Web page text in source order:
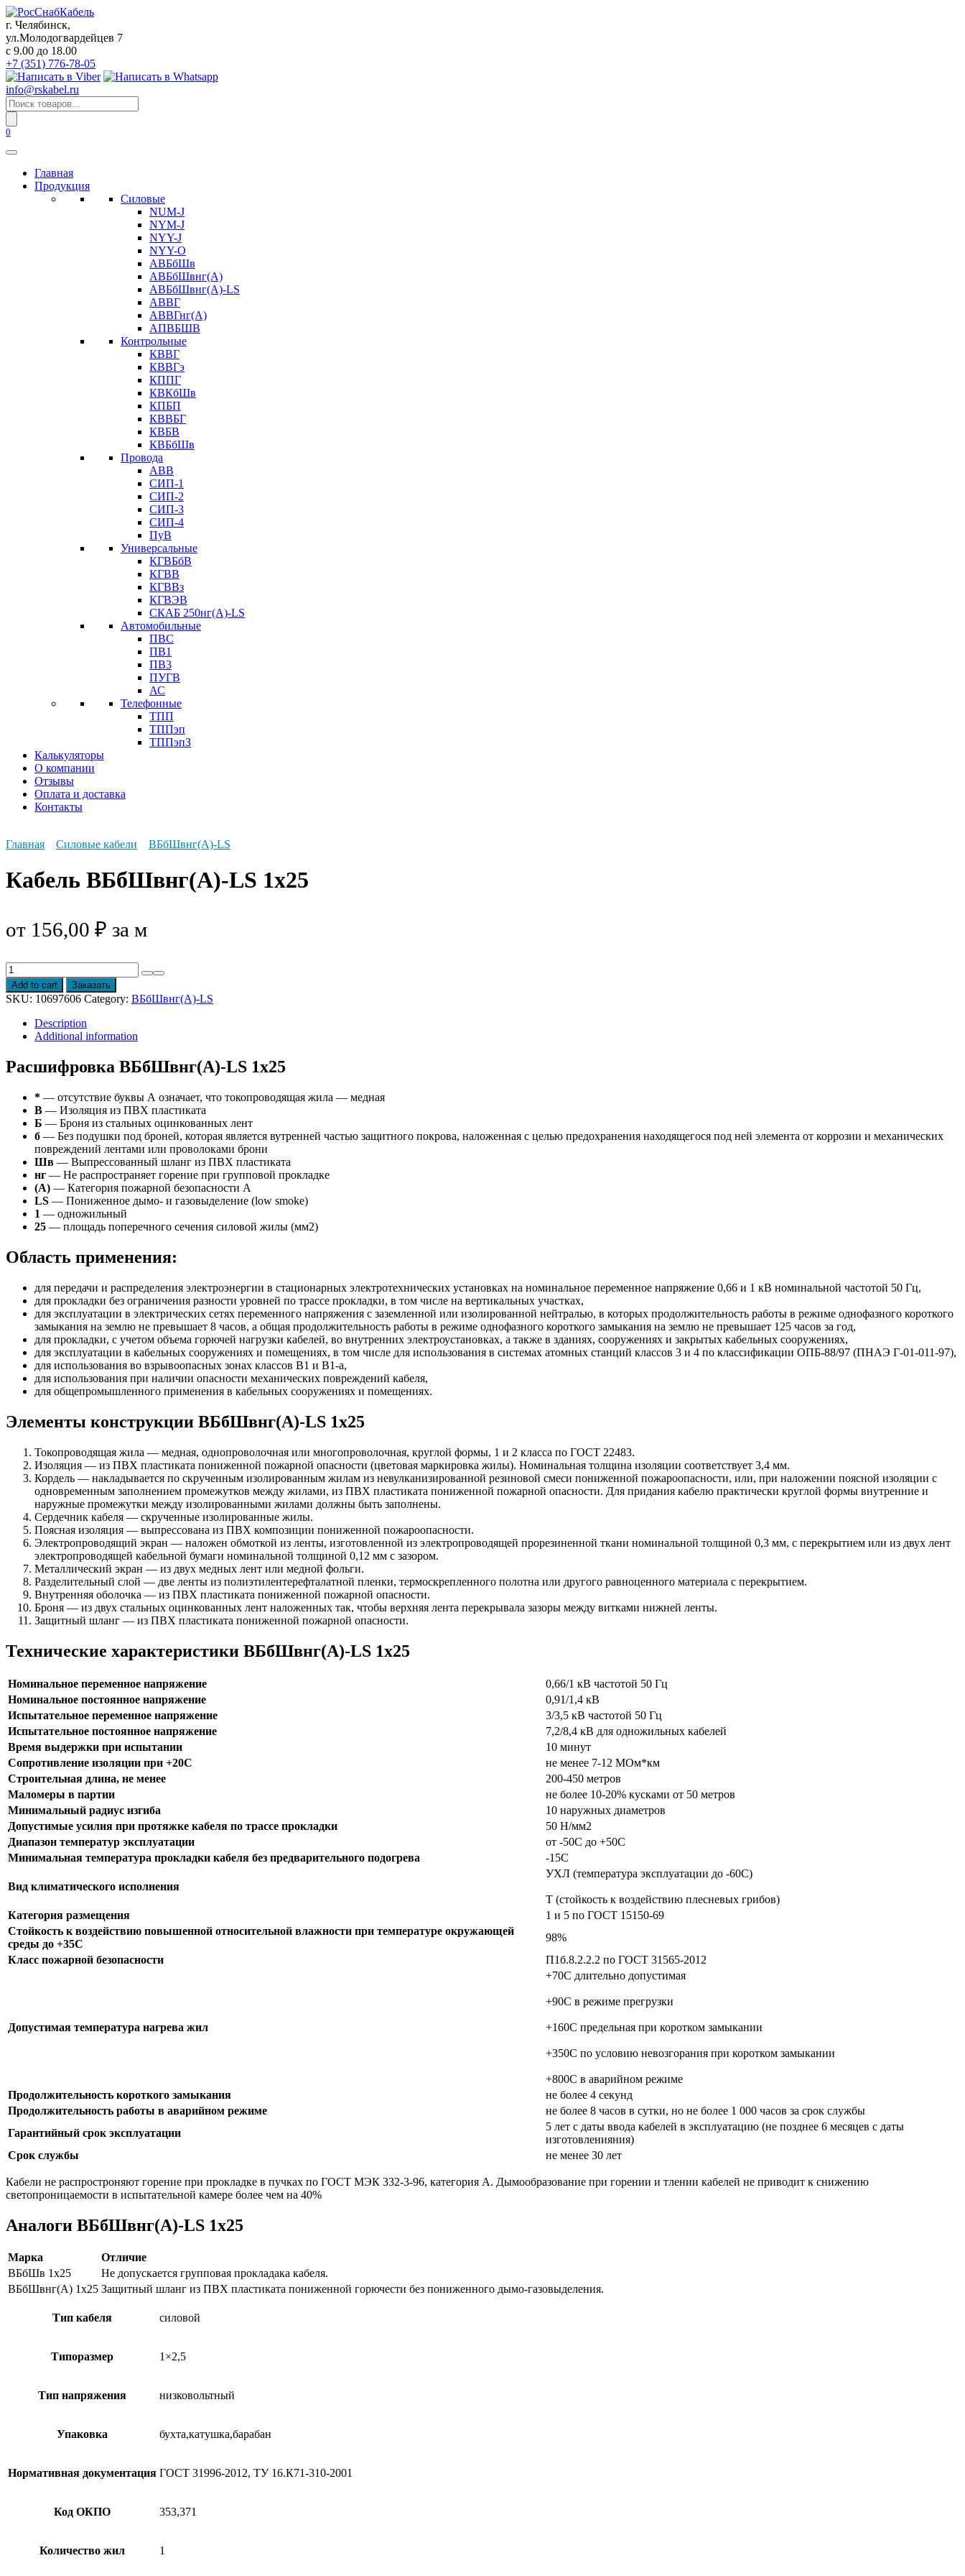
Перейти
к
содержанию
г. Челябинск,
ул.Молодогвардейцев 7
c 9.00 до 18.00
+7 (351) 776-78-05
info@rskabel.ru
Поиск
товаров
0
Главная
Продукция
Силовые
NUM-J
NYM-J
NYY-J
NYY-O
АВБбШв
АВБбШвнг(А)
АВБбШвнг(А)-LS
АВВГ
АВВГнг(А)
АПВБШВ
Контрольные
КВВГ
КВВГэ
КППГ
КВКбШв
КПБП
КВВБГ
КВБВ
КВБбШв
Провода
АВВ
СИП-1
СИП-2
СИП-3
СИП-4
ПуВ
Универсальные
КГВБбВ
КГВВ
КГВВз
КГВЭВ
СКАБ 250нг(А)-LS
Автомобильные
ПВС
ПВ1
ПВ3
ПУГВ
АС
Телефонные
ТПП
ТППэп
ТППэпЗ
Калькуляторы
О компании
Отзывы
Оплата и доставка
Контакты
Главная Силовые кабели ВБбШвнг(А)-LS
Кабель ВБбШвнг(А)-LS 1х25
от 156,00 ₽ за м
Кабель
ВБбШвнг(А)-
LS
1х25
quantity
Add to cart Заказать
SKU: 10697606 Category: ВБбШвнг(А)-LS
Description
Additional information
Расшифровка ВБбШвнг(А)-LS 1х25
* — отсутствие буквы А означает, что токопроводящая жила — медная
В — Изоляция из ПВХ пластиката
Б — Броня из стальных оцинкованных лент
б — Без подушки под броней, которая является вутренней частью защитного покрова, наложенная с целью предохранения находящегося под ней элемента от коррозии и механических
повреждений лентами или проволоками брони
Шв — Выпрессованный шланг из ПВХ пластиката
нг — Не распространяет горение при групповой прокладке
(А) — Категория пожарной безопасности A
LS — Пониженное дымо- и газовыделение (low smoke)
1 — одножильный
25 — площадь поперечного сечения силовой жилы (мм2)
Область применения:
для передачи и распределения электроэнергии в стационарных электротехнических установках на номинальное переменное напряжение 0,66 и 1 кВ номинальной частотой 50 Гц,
для прокладки без ограничения разности уровней по трассе прокладки, в том числе на вертикальных участках,
для эксплуатации в электрических сетях переменного напряжения с заземленной или изолированной нейтралью, в которых продолжительность работы в режиме однофазного короткого
замыкания на землю не превышает 8 часов, а общая продолжительность работы в режиме однофазного короткого замыкания на землю не превышает 125 часов за год,
для прокладки, с учетом объема горючей нагрузки кабелей, во внутренних электроустановках, а также в зданиях, сооружениях и закрытых кабельных сооружениях,
для эксплуатации в кабельных сооружениях и помещениях, в том числе для использования в системах атомных станций классов 3 и 4 по классификации ОПБ-88/97 (ПНАЭ Г-01-011-97),
для использования во взрывоопасных зонах классов В1 и В1-а,
для использования при наличии опасности механических повреждений кабеля,
для общепромышленного применения в кабельных сооружениях и помещениях.
Элементы конструкции ВБбШвнг(А)-LS 1х25
Токопроводящая жила — медная, однопроволочная или многопроволочная, круглой формы, 1 и 2 класса по ГОСТ 22483.
Изоляция — из ПВХ пластиката пониженной пожарной опасности (цветовая маркировка жилы). Номинальная толщина изоляции соответствует 3,4 мм.
Кордель — накладывается по скрученным изолированным жилам из невулканизированной резиновой смеси пониженной пожароопасности, или, при наложении поясной изоляции с
одновременным заполнением промежутков между жилами, из ПВХ пластиката пониженной пожарной опасности. Для придания кабелю практически круглой формы внутренние и
наружные промежутки между изолированными жилами должны быть заполнены.
Сердечник кабеля — скрученные изолированные жилы.
Поясная изоляция — выпрессована из ПВХ композиции пониженной пожароопасности.
Электропроводящий экран — наложен обмоткой из ленты, изготовленной из электропроводящей прорезиненной ткани номинальной толщиной 0,3 мм, с перекрытием или из двух лент
электропроводящей кабельной бумаги номинальной толщиной 0,12 мм с зазором.
Металлический экран — из двух медных лент или медной фольги.
Разделительный слой — две ленты из полиэтилентерефталатной пленки, термоскрепленного полотна или другого равноценного материала с перекрытием.
Внутренняя оболочка — из ПВХ пластиката пониженной пожарной опасности.
Броня — из двух стальных оцинкованных лент наложенных так, чтобы верхняя лента перекрывала зазоры между витками нижней ленты.
Защитный шланг — из ПВХ пластиката пониженной пожарной опасности.
Технические характеристики ВБбШвнг(А)-LS 1х25
Номинальное переменное напряжение
0,66/1 кВ частотой 50 Гц
Номинальное постоянное напряжение
0,91/1,4 кВ
Испытательное переменное напряжение
3/3,5 кВ частотой 50 Гц
Испытательное постоянное напряжение
7,2/8,4 кВ для одножильных кабелей
Время выдержки при испытании
10 минут
Сопротивление изоляции при +20С
не менее 7-12 МОм*км
Строительная длина, не менее
200-450 метров
Маломеры в партии
не более 10-20% кусками от 50 метров
Минимальный радиус изгиба
10 наружных диаметров
Допустимые усилия при протяжке кабеля по трассе прокладки
50 Н/мм2
Диапазон температур эксплуатации
от -50С до +50С
Минимальная температура прокладки кабеля без предварительного подогрева
-15С
Вид климатического исполнения
УХЛ (температура эксплуатации до -60С)
Т (стойкость к воздействию плесневых грибов)
Категория размещения
1 и 5 по ГОСТ 15150-69
Стойкость к воздействию повышенной относительной влажности при температуре окружающей
среды до +35C
98%
Класс пожарной безопасности
П1б.8.2.2.2 по ГОСТ 31565-2012
Допустимая температура нагрева жил
+70C длительно допустимая
+90C в режиме прегрузки
+160C предельная при коротком замыкании
+350C по условию невозгорания при коротком замыкании
+800C в аварийном режиме
Продолжительность короткого замыкания
не более 4 секунд
Продолжительность работы в аварийном режиме
не более 8 часов в сутки, но не более 1 000 часов за срок службы
Гарантийный срок эксплуатации
5 лет с даты ввода кабелей в эксплуатацию (не позднее 6 месяцев с даты
изготовленияния)
Срок службы
не менее 30 лет
Кабели не распростроняют горение при прокладке в пучках по ГОСТ МЭК 332-3-96, категория А. Дымообразование при горении и тлении кабелей не приводит к снижению
светопроницаемости в испытательной камере более чем на 40%
Аналоги ВБбШвнг(А)-LS 1х25
Марка
Отличие
ВБбШв 1х25
Не допускается групповая прокладака кабеля.
ВБбШвнг(А) 1х25 Защитный шланг из ПВХ пластиката пониженной горючести без пониженного дымо-газовыделения.
Тип кабеля силовой
Типоразмер 1×2,5
Тип напряжения низковольтный
Упаковка бухта,катушка,барабан
Нормативная документация ГОСТ 31996-2012, ТУ 16.К71-310-2001
Код ОКПО 353,371
Количество жил 1